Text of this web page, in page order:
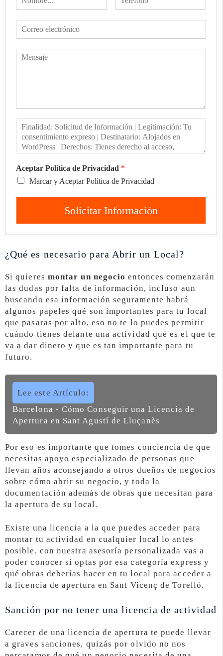
Aceptar Política de Privacidad *
Marcar y Aceptar Política de Privacidad
Solicitar Información
¿Qué es necesario para Abrir un Local?
Si quieres montar un negocio entonces comenzarán
las dudas por falta de información, incluso aun
buscando esa información seguramente habrá
algunos papeles qué son importantes para tu local
que pasaras por alto, eso no te lo puedes permitir
cuándo tienes delante una actividad qué es el que te
va a dar dinero y que es tan importante para tu
futuro.
Lee este Artículo:
Barcelona - Cómo Conseguir una Licencia de
Apertura en Sant Agustí de Lluçanès
Por eso es importante que tomes conciencia de que
necesitas apoyo especializado de personas que
llevan años aconsejando a otros dueños de negocios
sobre cómo abrir su negocio, y toda la
documentación además de obras que necesitan para
la apertura de su local.
Existe una licencia a la que puedes acceder para
montar tu actividad en cualquier local lo antes
posible, con nuestra asesoría personalizada vas a
poder conocer si optas por esa categoría express y
qué obras deberías hacer en tu local para acceder a
la licencia de apertura en Sant Vicenç de Torelló.
Sanción por no tener una licencia de actividad
Carecer de una licencia de apertura te puede llevar
a graves sanciones, quizás por olvido no nos